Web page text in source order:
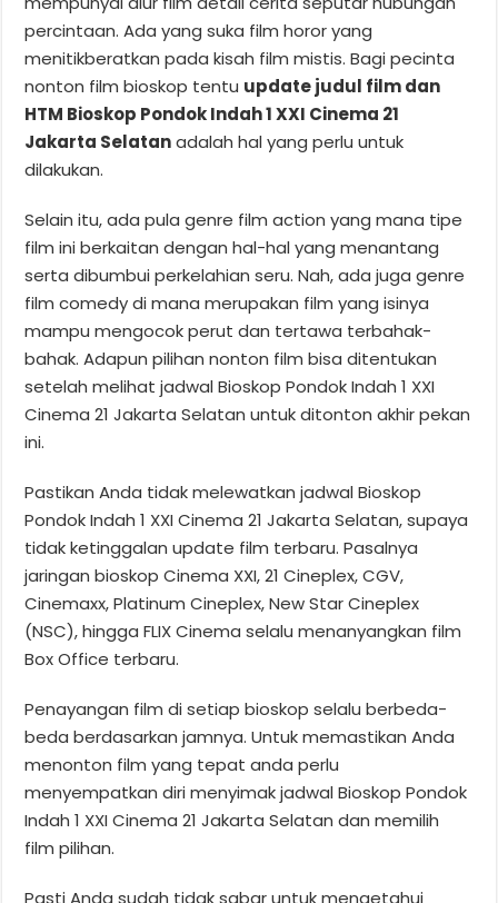
percintaan. Ada yang suka film horor yang
menitikberatkan pada kisah film mistis. Bagi pecinta
nonton film bioskop tentu update judul film dan
HTM Bioskop Pondok Indah 1 XXI Cinema 21
Jakarta Selatanadalah hal yang perlu untuk
dilakukan.
Selain itu, ada pula genre film action yang mana tipe
film ini berkaitan dengan hal-hal yang menantang
serta dibumbui perkelahian seru. Nah, ada juga genre
film comedy di mana merupakan film yang isinya
mampu mengocok perut dan tertawa terbahak-
bahak. Adapun pilihan nonton film bisa ditentukan
setelah melihat jadwal Bioskop Pondok Indah 1 XXI
Cinema 21 Jakarta Selatan untuk ditonton akhir pekan
ini.
Pastikan Anda tidak melewatkan jadwal Bioskop
Pondok Indah 1 XXI Cinema 21 Jakarta Selatan, supaya
tidak ketinggalan update film terbaru. Pasalnya
jaringan bioskop Cinema XXI, 21 Cineplex, CGV,
Cinemaxx, Platinum Cineplex, New Star Cineplex
(NSC), hingga FLIX Cinema selalu menanyangkan film
Box Office terbaru.
Penayangan film di setiap bioskop selalu berbeda-
beda berdasarkan jamnya. Untuk memastikan Anda
menonton film yang tepat anda perlu
menyempatkan diri menyimak jadwal Bioskop Pondok
Indah 1 XXI Cinema 21 Jakarta Selatan dan memilih
film pilihan.
Pasti Anda sudah tidak sabar untuk mengetahui